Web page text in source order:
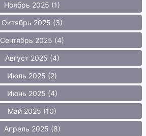
Ноябрь 2025 (1)
Октябрь 2025 (3)
Сентябрь 2025 (4)
Август 2025 (4)
Июль 2025 (2)
Июнь 2025 (4)
Май 2025 (10)
Апрель 2025 (8)